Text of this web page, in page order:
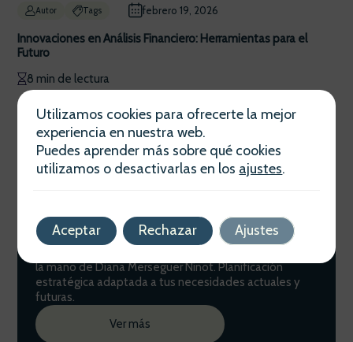
Autor Tags febrero 19, 2026
Innovaciones en Análisis Financiero: Herramientas para el
Futuro
8 min de lectura
Gestión Patrimonial
la mano de Diana Merseguer Ninot. Planificación
estratégica adaptada a tus necesidades actuales y
futuras.
Ver más
Utilizamos cookies para ofrecerte la mejor
experiencia en nuestra web.
Puedes aprender más sobre qué cookies
utilizamos o desactivarlas en los ajustes.
Aceptar Rechazar Ajustes